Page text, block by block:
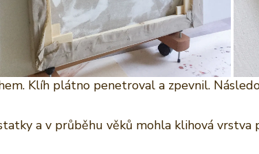
Klíh plátno penetroval a zpevnil.
a v průběhu věků mohla klihová